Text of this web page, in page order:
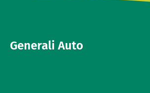
Generali Auto